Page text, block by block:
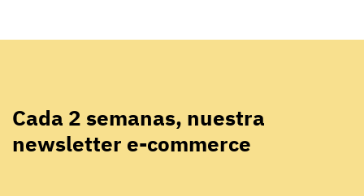
Cada 2 semanas, nuestra
newsletter e-commerce